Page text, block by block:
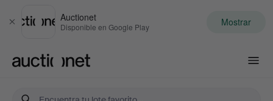
Cerrar
Auctionet
Disponible en Google Play Mostrar